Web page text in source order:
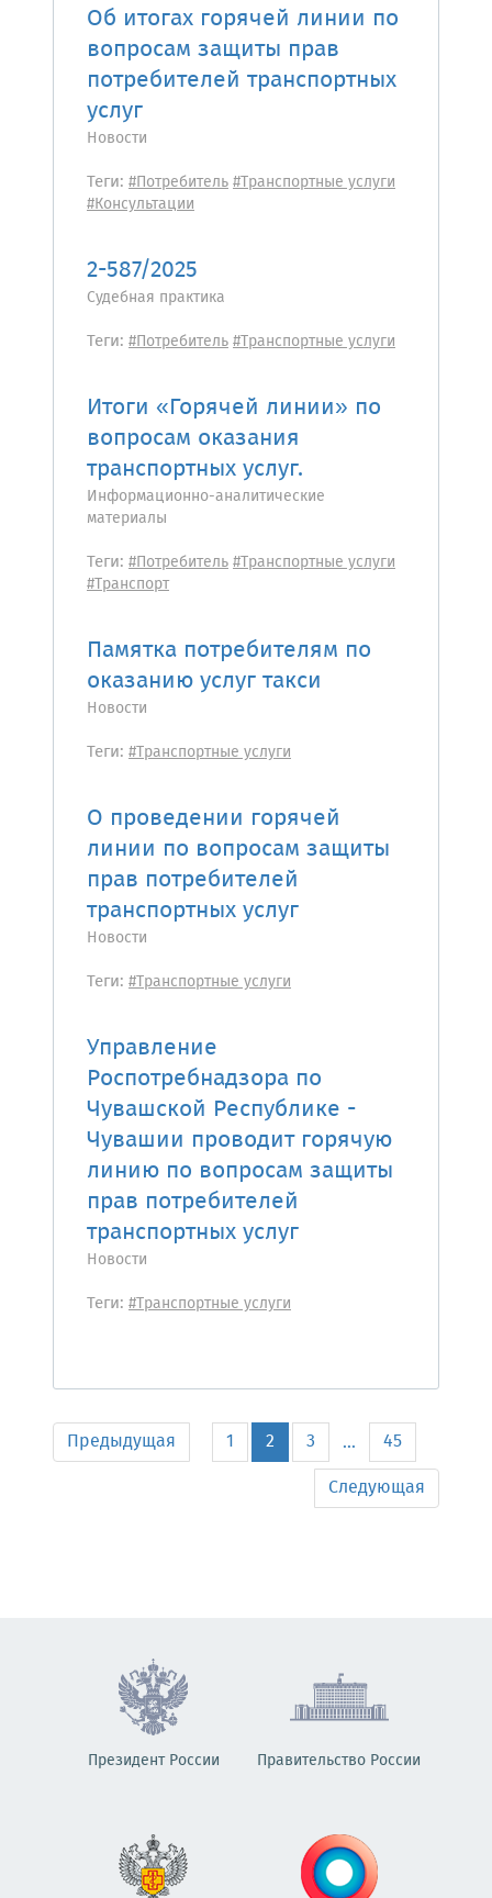
Об итогах горячей линии по
вопросам защиты прав
потребителей транспортных
услуг
Новости
Теги: #Потребитель#Транспортные услуги
#Консультации
2-587/2025
Судебная практика
Теги: #Потребитель#Транспортные услуги
Итоги «Горячей линии» по
вопросам оказания
транспортных услуг.
Информационно-аналитические
материалы
Теги: #Потребитель#Транспортные услуги
#Транспорт
Памятка потребителям по
оказанию услуг такси
Новости
Теги: #Транспортные услуги
О проведении горячей
линии по вопросам защиты
прав потребителей
транспортных услуг
Новости
Теги: #Транспортные услуги
Управление
Роспотребнадзора по
Чувашской Республике -
Чувашии проводит горячую
линию по вопросам защиты
прав потребителей
транспортных услуг
Новости
Теги: #Транспортные услуги
Предыдущая 1 2 3 ...
45
Следующая
Президент России Правительство России